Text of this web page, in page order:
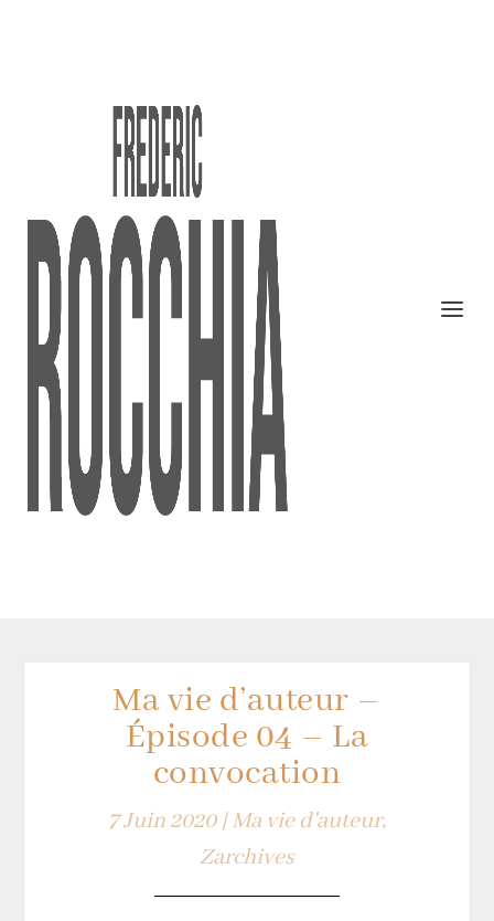
Ma vie d’auteur –
Épisode 04 – La
convocation
7 Juin 2020|Ma vie d'auteur,
Zarchives